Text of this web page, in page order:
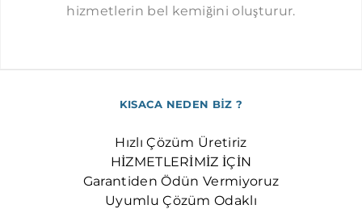
hizmetlerin bel kemiğini oluşturur.
KISACA NEDEN BİZ ?
Hızlı Çözüm Üretiriz
HİZMETLERİMİZ İÇİN
Garantiden Ödün Vermiyoruz
Uyumlu Çözüm Odaklı
ŞIRINTEPE AUER SERVISI
ZINCIRLIKUYU AUER SERVISI